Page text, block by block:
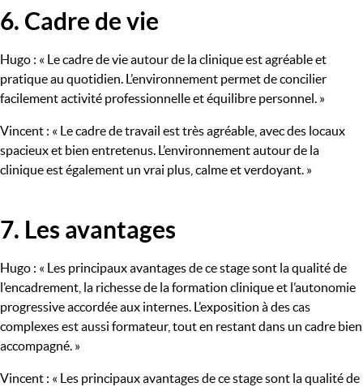
Titre
6. Cadre de vie
Hugo : « Le cadre de vie autour de la clinique est agréable et
pratique au quotidien. L’environnement permet de concilier
facilement activité professionnelle et équilibre personnel. »
Vincent : « Le cadre de travail est très agréable, avec des locaux
spacieux et bien entretenus. L’environnement autour de la
clinique est également un vrai plus, calme et verdoyant. »
Titre
7. Les avantages
Hugo : « Les principaux avantages de ce stage sont la qualité de
l’encadrement, la richesse de la formation clinique et l’autonomie
progressive accordée aux internes. L’exposition à des cas
complexes est aussi formateur, tout en restant dans un cadre bien
accompagné. »
Vincent : « Les principaux avantages de ce stage sont la qualité de